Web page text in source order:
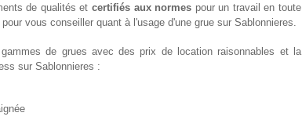
de qualités et certifiés aux normes pour un travail en toute
vous conseiller quant à l'usage d'une grue sur Sablonnieres.
gammes de grues avec des prix de location raisonnables et la
sur Sablonnieres :